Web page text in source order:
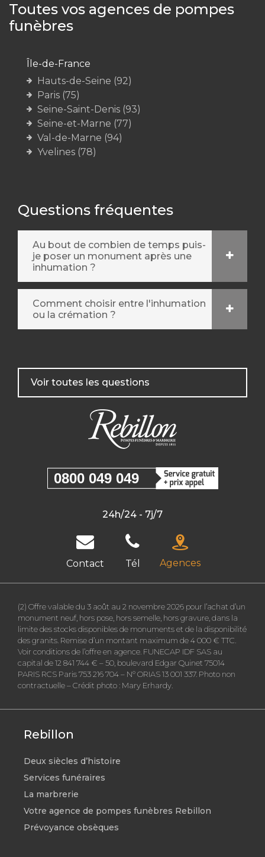
Toutes vos agences de pompes
funèbres
Île-de-France
Hauts-de-Seine (92)
Paris (75)
Seine-Saint-Denis (93)
Seine-et-Marne (77)
Val-de-Marne (94)
Yvelines (78)
Questions fréquentes
Au bout de combien de temps puis-
je poser un monument après une
inhumation ?
Comment choisir entre l'inhumation
ou la crémation ?
Voir toutes les questions
0800 049 049
24h/24 - 7j/7
Contact Tél Agences
(2) Offre valable du 3 août au 2 novembre 2026 pour l’achat d’un
monument neuf, hors pose, hors semelle, hors gravure, dans la
limite des stocks disponibles de monuments et de la disponibilité
des granits. Remise d’un montant maximum de 4 000 € TTC.
Voir conditions de l’offre en agence. FUNECAP IDF SAS au
capital de 12 841 744 € – 50, boulevard Edgar Quinet 75014
PARIS RCS Paris 753 216 704 – N° ORIAS 13 001 337. Photo non
contractuelle – Crédit photo : Mary Erhardy.
Rebillon
Deux siècles d’histoire
Services funéraires
La marbrerie
Votre agence de pompes funèbres Rebillon
Prévoyance obsèques